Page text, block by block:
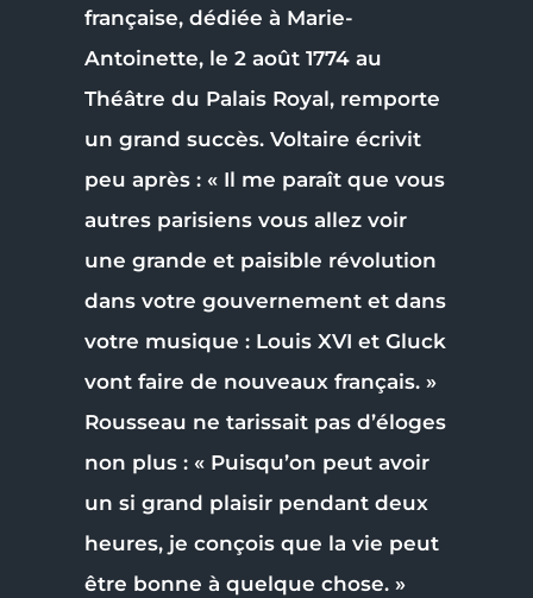
française, dédiée à Marie-
Antoinette, le 2 août 1774 au
Théâtre du Palais Royal, remporte
un grand succès. Voltaire écrivit
peu après : « Il me paraît que vous
autres parisiens vous allez voir
une grande et paisible révolution
dans votre gouvernement et dans
votre musique : Louis XVI et Gluck
vont faire de nouveaux français. »
Rousseau ne tarissait pas d’éloges
non plus : « Puisqu’on peut avoir
un si grand plaisir pendant deux
heures, je conçois que la vie peut
être bonne à quelque chose. »